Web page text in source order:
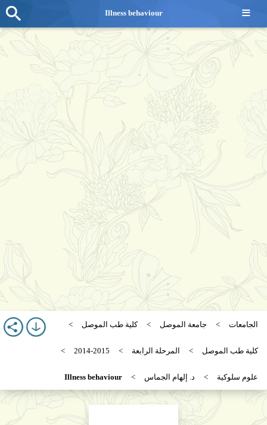
الجامعات جامعة الموصل كلية طب الموصل
كلية طب الموصل المرحلة الرابعة 2014-2015
علوم سلوكية د. إلهام الجماس Illness behaviour
≡
Illness behaviour